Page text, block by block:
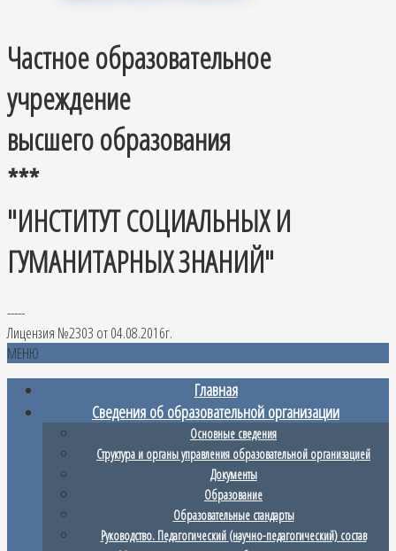
Частное образовательное
учреждение
высшего образования
***
"ИНСТИТУТ СОЦИАЛЬНЫХ И
ГУМАНИТАРНЫХ ЗНАНИЙ"
-----
Лицензия №2303 от 04.08.2016г.
МЕНЮ
Главная
Сведения об образовательной организации
Основные сведения
Структура и органы управления образовательной организацией
Документы
Образование
Образовательные стандарты
Руководство. Педагогический (научно-педагогический) состав